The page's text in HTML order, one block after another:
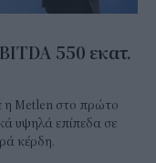
550 εκατ.
η Metlen στο πρώτο
υψηλά επίπεδα σε
κέρδη.